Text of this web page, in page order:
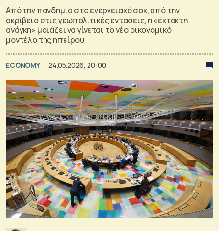
Από την πανδημία στο ενεργειακό σοκ, από την
ακρίβεια στις γεωπολιτικές εντάσεις, η «έκτακτη
ανάγκη» μοιάζει να γίνεται το νέο οικονομικό
μοντέλο της ηπείρου
ECONOMY 24.05.2026, 20:00